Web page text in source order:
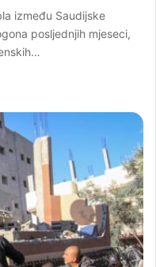
između Saudijske
posljednjih mjeseci,